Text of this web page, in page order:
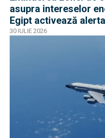
asupra intereselor
Egipt activează
30 IULIE 2026